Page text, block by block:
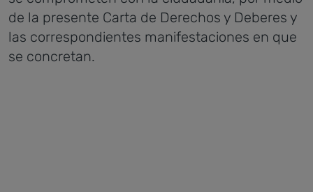
de la presente Carta de Derechos y Deberes y
las correspondientes manifestaciones en que
se concretan.